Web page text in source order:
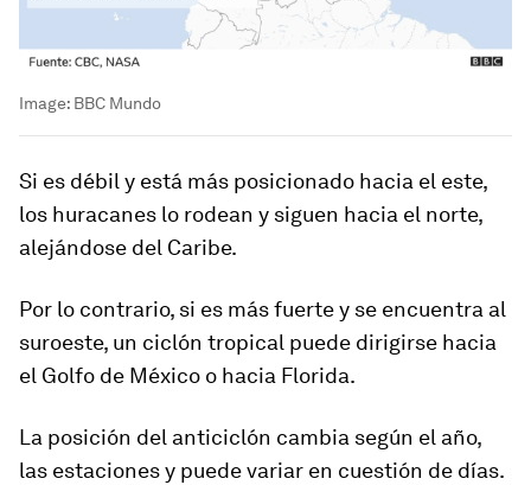
Image: BBC Mundo
Si es débil y está más posicionado hacia el este,
los huracanes lo rodean y siguen hacia el norte,
alejándose del Caribe.
Por lo contrario, si es más fuerte y se encuentra al
suroeste, un ciclón tropical puede dirigirse hacia
el Golfo de México o hacia Florida.
La posición del anticiclón cambia según el año,
las estaciones y puede variar en cuestión de días.